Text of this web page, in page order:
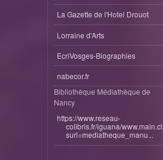
La Gazette de l'Hotel Drouot
Lorraine d'Arts
EcriVosges-Biographies
nabecor.fr
Bibliothèque Médiathèque de
Nancy
https://www.reseau-
colibris.fr/iguana/
surl=mediatheque_manu...